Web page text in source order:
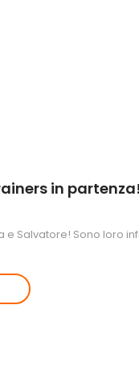
in partenza!
e Salvatore! Sono loro